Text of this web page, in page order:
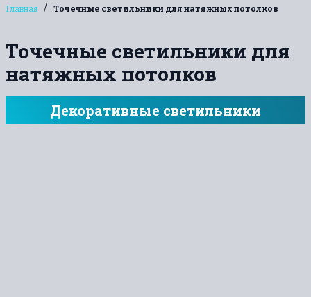
Главная / Точечные светильники для натяжных потолков
Точечные светильники для
натяжных потолков
Декоративные светильники